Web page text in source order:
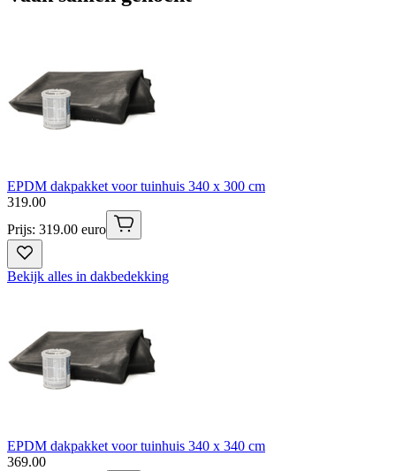
EPDM dakpakket voor tuinhuis 340 x 300 cm
319.00
Prijs: 319.00 euro
Bekijk alles in dakbedekking
EPDM dakpakket voor tuinhuis 340 x 340 cm
369.00